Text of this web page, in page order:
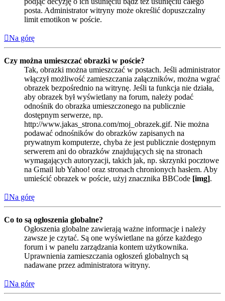
posta. Administrator witryny może określić dopuszczalny
limit emotikon w poście.
Na górę
Czy można umieszczać obrazki w poście?
Tak, obrazki można umieszczać w postach. Jeśli administrator
włączył możliwość zamieszczania załączników, można wgrać
obrazek bezpośrednio na witrynę. Jeśli ta funkcja nie działa,
aby obrazek był wyświetlany na forum, należy podać
odnośnik do obrazka umieszczonego na publicznie
dostępnym serwerze, np.
http://www.jakas_strona.com/moj_obrazek.gif. Nie można
podawać odnośników do obrazków zapisanych na
prywatnym komputerze, chyba że jest publicznie dostępnym
serwerem ani do obrazków znajdujących się na stronach
wymagających autoryzacji, takich jak, np. skrzynki pocztowe
na Gmail lub Yahoo! oraz stronach chronionych hasłem. Aby
umieścić obrazek w poście, użyj znacznika BBCode [img].
Na górę
Co to są ogłoszenia globalne?
Ogłoszenia globalne zawierają ważne informacje i należy
zawsze je czytać. Są one wyświetlane na górze każdego
forum i w panelu zarządzania kontem użytkownika.
Uprawnienia zamieszczania ogłoszeń globalnych są
nadawane przez administratora witryny.
Na górę